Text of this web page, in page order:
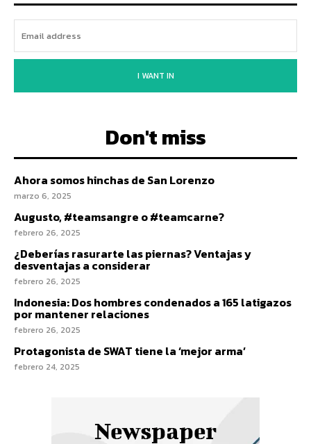
I WANT IN
Don't miss
Ahora somos hinchas de San Lorenzo
marzo 6, 2025
Augusto, #teamsangre o #teamcarne?
febrero 26, 2025
¿Deberías rasurarte las piernas? Ventajas y
desventajas a considerar
febrero 26, 2025
Indonesia: Dos hombres condenados a 165 latigazos
por mantener relaciones
febrero 26, 2025
Protagonista de SWAT tiene la ‘mejor arma’
febrero 24, 2025